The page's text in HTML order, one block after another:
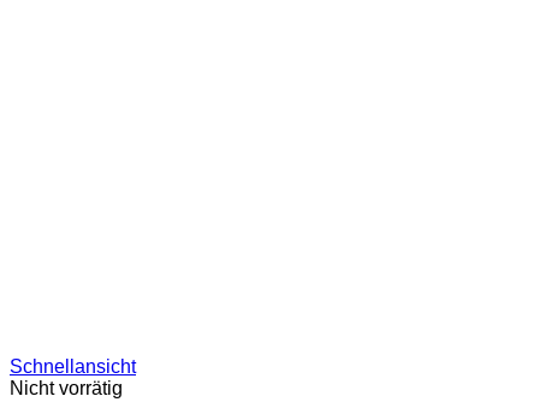
Schnellansicht
Nicht vorrätig